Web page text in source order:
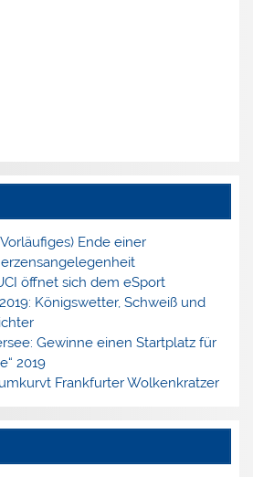
Ende einer
öffnet sich dem eSport
Königswetter, Schweiß und
Gewinne einen Startplatz für
2019
Frankfurter Wolkenkratzer